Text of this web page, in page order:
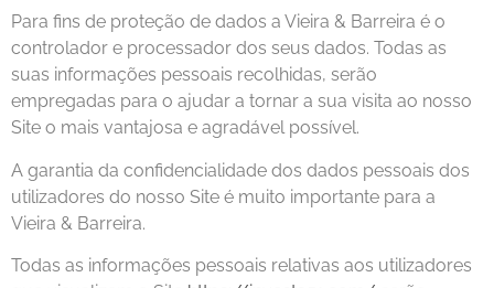
Para fins de proteção de dados a Vieira & Barreira é o
controlador e processador dos seus dados. Todas as
suas informações pessoais recolhidas, serão
empregadas para o ajudar a tornar a sua visita ao nosso
Site o mais vantajosa e agradável possível.
A garantia da confidencialidade dos dados pessoais dos
utilizadores do nosso Site é muito importante para a
Vieira & Barreira.
Todas as informações pessoais relativas aos utilizadores